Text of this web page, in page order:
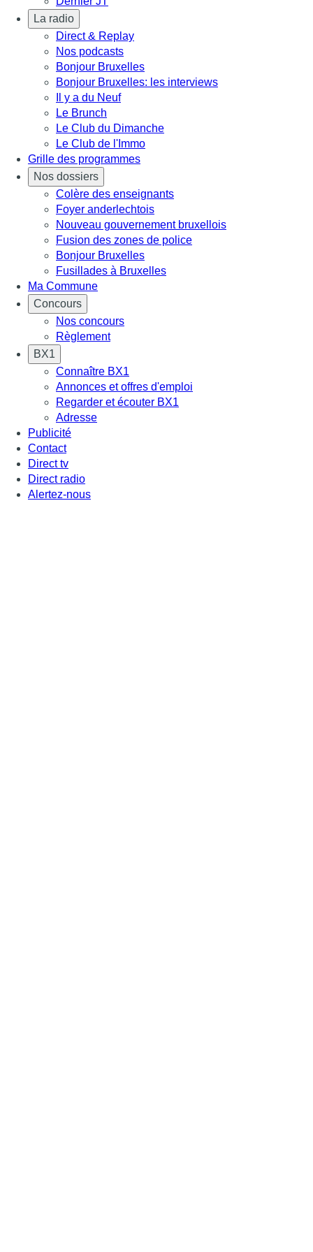
La radio
Direct & Replay
Nos podcasts
Bonjour Bruxelles
Bonjour Bruxelles: les interviews
Il y a du Neuf
Le Brunch
Le Club du Dimanche
Le Club de l'Immo
Grille des programmes
Nos dossiers
Colère des enseignants
Foyer anderlechtois
Nouveau gouvernement bruxellois
Fusion des zones de police
Bonjour Bruxelles
Fusillades à Bruxelles
Ma Commune
Concours
Nos concours
Règlement
BX1
Connaître BX1
Annonces et offres d'emploi
Regarder et écouter BX1
Adresse
Publicité
Contact
Direct tv
Direct radio
Alertez-nous